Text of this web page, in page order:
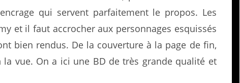
qui servent parfaitement le propos. Les
et il faut accrocher aux personnages esquissés
bien rendus. De la couverture à la page de fin,
vue. On a ici une BD de très grande qualité et